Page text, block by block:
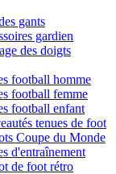
gants
gardien
des doigts
football homme
football femme
football enfant
tenues de foot
Coupe du Monde
d'entraînement
de foot rétro